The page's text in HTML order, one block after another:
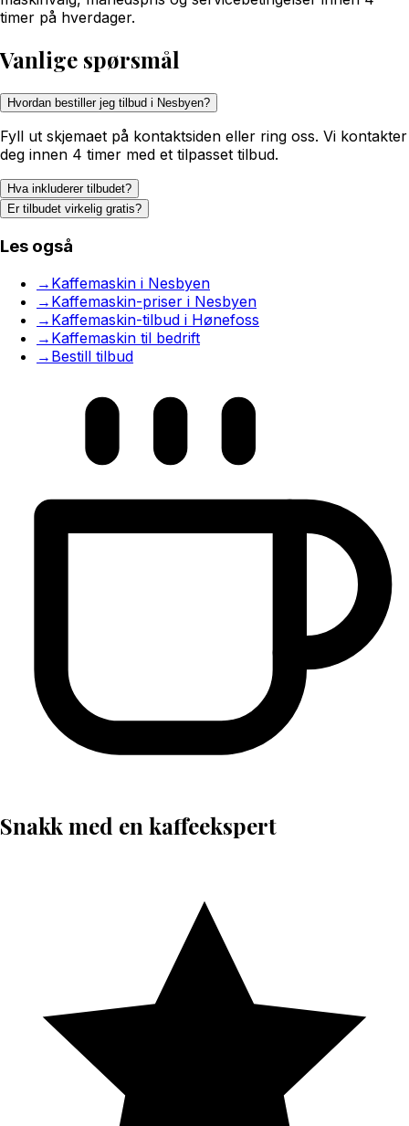
timer på hverdager.
Vanlige spørsmål
Hvordan bestiller jeg tilbud i Nesbyen?
Fyll ut skjemaet på kontaktsiden eller ring oss. Vi kontakter
deg innen 4 timer med et tilpasset tilbud.
Hva inkluderer tilbudet?
Er tilbudet virkelig gratis?
Les også
→ Kaffemaskin i Nesbyen
→ Kaffemaskin-priser i Nesbyen
→ Kaffemaskin-tilbud i Hønefoss
→ Kaffemaskin til bedrift
→ Bestill tilbud
Snakk med en kaffeekspert